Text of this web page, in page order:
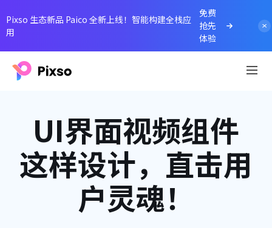
Pixso 生态新品 Paico 全新上线！智能构建全栈应
用
免费
抢先
体验
UI界面视频组件
这样设计，直击用
户灵魂！